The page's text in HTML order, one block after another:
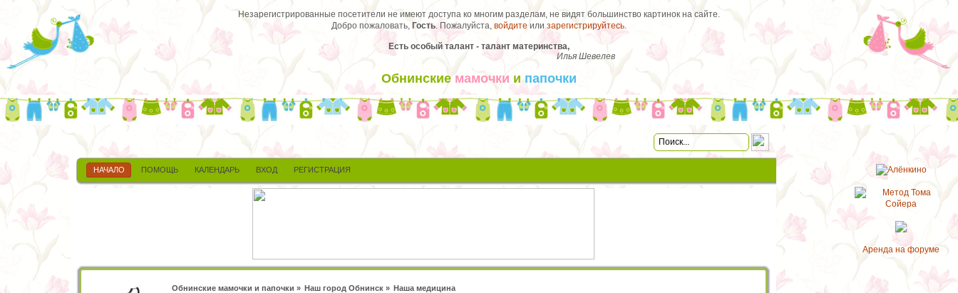
Незарегистрированные посетители не имеют доступа ко многим разделам, не видят большинство картинок на сайте.
Добро пожаловать, Гость. Пожалуйста, войдите илизарегистрируйтесь.
Есть особый талант - талант материнства,
Илья Шевелев
Обнинские мамочки ипапочки
НАЧАЛО ПОМОЩЬ КАЛЕНДАРЬ ВХОД РЕГИСТРАЦИЯ
Обнинские мамочки и папочки » Наш город Обнинск» Наша медицина
Аренда на форуме